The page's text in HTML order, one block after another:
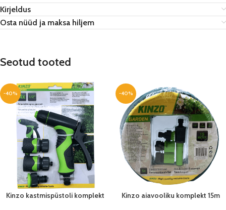
Kirjeldus
Osta nüüd ja maksa hiljem
Seotud tooted
-40%
Kinzo kastmispüstoli komplekt
-40%
Kinzo aiavooliku komplekt 15m